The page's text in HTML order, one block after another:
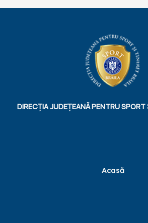
DIRECȚIA JUDEȚEANĂ PENTRU SPORT
Acasă